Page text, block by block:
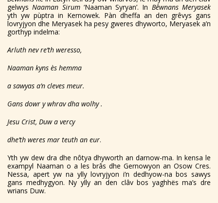
gelwysNaaman Sirum‘Naaman Syryan’. In Bêwnans Meryasek
yth yw pùptra in Kernowek. Pàn dheffa an den grêvys gans
lovryjyon dhe Meryasek ha pesy gweres dhyworto, Meryasek a’n
gorthyp indelma:
Arluth nev re’th weresso,
Naaman kyns ès hemma
a sawyas a’n cleves meur.
Gans dowr y whrav dha wolhy .
Jesu Crist, Duw a vercy
dhe’th weres mar teuth an eur.
Yth yw dew dra dhe nôtya dhyworth an darnow-ma. In kensa le
exampyl Naaman o a les brâs dhe Gernowyon an Osow Cres.
Nessa, apert yw na ylly lovryjyon i’n dedhyow-na bos sawys
gans medhygyon. Ny ylly an den clâv bos yaghhës ma’s dre
wrians Duw.